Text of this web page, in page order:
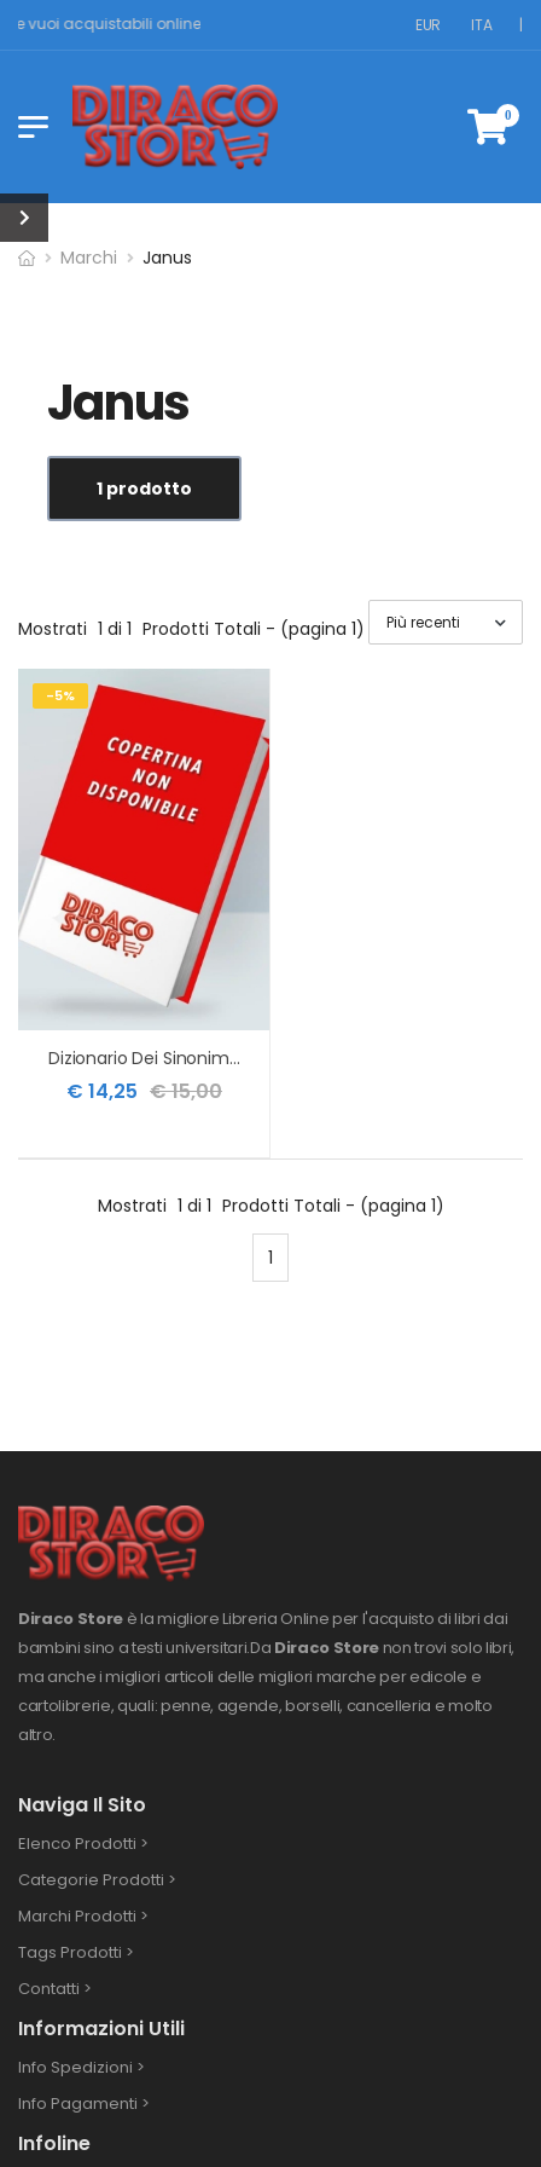
vuoi acquistabili online EUR ITA |
0
Marchi Janus
Janus
1 prodotto
Mostrati 1 di 1 Prodotti Totali - (pagina 1)
-5%
Dizionario Dei Sinonimi E Contrari
€ 14,25 € 15,00
Mostrati 1 di 1 Prodotti Totali - (pagina 1)
1
Diraco Store è la migliore Libreria Online per l'acquisto di libri dai
bambini sino a testi universitari.Da Diraco Store non trovi solo libri,
ma anche i migliori articoli delle migliori marche per edicole e
cartolibrerie, quali: penne, agende, borselli, cancelleria e molto
altro.
Naviga Il Sito
Elenco Prodotti >
Categorie Prodotti >
Marchi Prodotti >
Tags Prodotti >
Contatti >
Informazioni Utili
Info Spedizioni >
Info Pagamenti >
Infoline